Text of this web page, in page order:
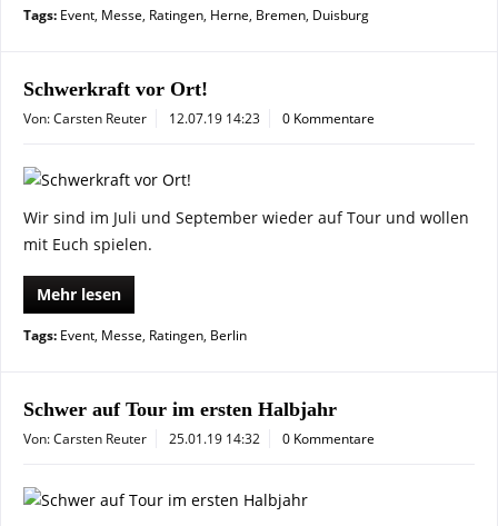
Tags: Event, Messe, Ratingen, Herne, Bremen, Duisburg
Schwerkraft vor Ort!
Von: Carsten Reuter 12.07.19 14:23 0 Kommentare
Wir sind im Juli und September wieder auf Tour und wollen
mit Euch spielen.
Mehr lesen
Tags: Event, Messe, Ratingen, Berlin
Schwer auf Tour im ersten Halbjahr
Von: Carsten Reuter 25.01.19 14:32 0 Kommentare